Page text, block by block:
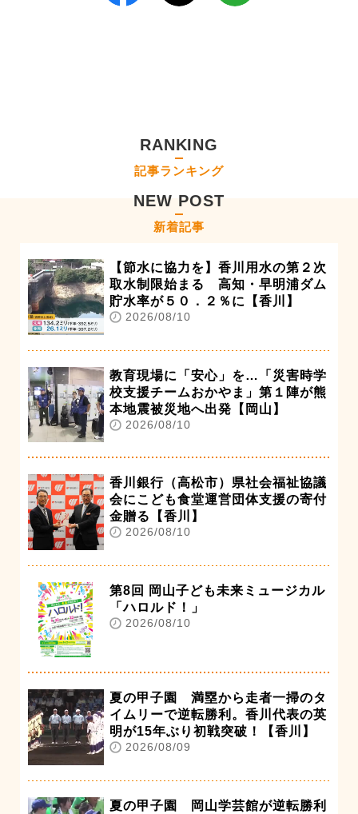
RANKING
記事ランキング
NEW POST
新着記事
【節水に協力を】香川用水の第２次
取水制限始まる 高知・早明浦ダム
貯水率が５０．２％に【香川】
2026/08/10
教育現場に「安心」を…「災害時学
校支援チームおかやま」第１陣が熊
本地震被災地へ出発【岡山】
2026/08/10
香川銀行（高松市）県社会福祉協議
会にこども食堂運営団体支援の寄付
金贈る【香川】
2026/08/10
第8回 岡山子ども未来ミュージカル
「ハロルド！」
2026/08/10
夏の甲子園 満塁から走者一掃のタ
イムリーで逆転勝利。香川代表の英
明が15年ぶり初戦突破！【香川】
2026/08/09
夏の甲子園 岡山学芸館が逆転勝利